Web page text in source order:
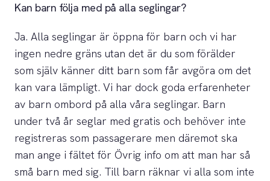
Kan barn följa med på alla seglingar?
Ja. Alla seglingar är öppna för barn och vi har
ingen nedre gräns utan det är du som förälder
som själv känner ditt barn som får avgöra om det
kan vara lämpligt. Vi har dock goda erfarenheter
av barn ombord på alla våra seglingar. Barn
under två år seglar med gratis och behöver inte
registreras som passagerare men däremot ska
man ange i fältet för Övrig info om att man har så
små barn med sig. Till barn räknar vi alla som inte